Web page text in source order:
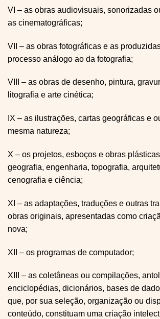
VI – as obras audiovisuais, sonorizadas
as cinematográficas;
VII – as obras fotográficas e as
processo análogo ao da fotografia;
VIII – as obras de desenho, pintura,
litografia e arte cinética;
IX – as ilustrações, cartas geográficas e
mesma natureza;
X – os projetos, esboços e obras
geografia, engenharia, topografia,
cenografia e ciência;
XI – as adaptações, traduções e outras
obras originais, apresentadas como
nova;
XII – os programas de computador;
XIII – as coletâneas ou compilações,
enciclopédias, dicionários, bases de
que, por sua seleção, organização ou
conteúdo, constituam uma criação